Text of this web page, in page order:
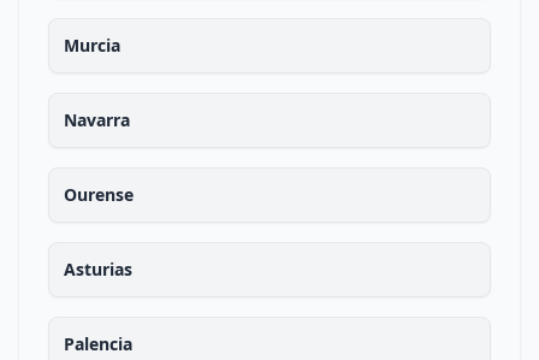
Murcia
Navarra
Ourense
Asturias
Palencia